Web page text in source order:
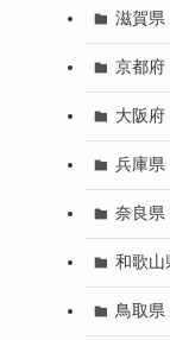
滋賀県
京都府
大阪府
兵庫県
奈良県
和歌山
鳥取県